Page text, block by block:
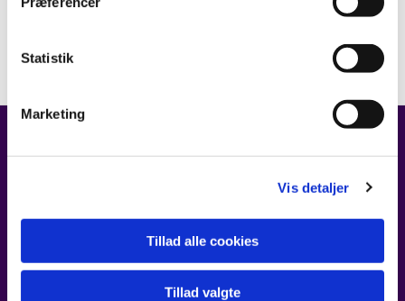
Statistik
Marketing
Vis detaljer
Tillad alle cookies
Tillad valgte
Robert Jacobsens Vej 72B
Kirkekontor